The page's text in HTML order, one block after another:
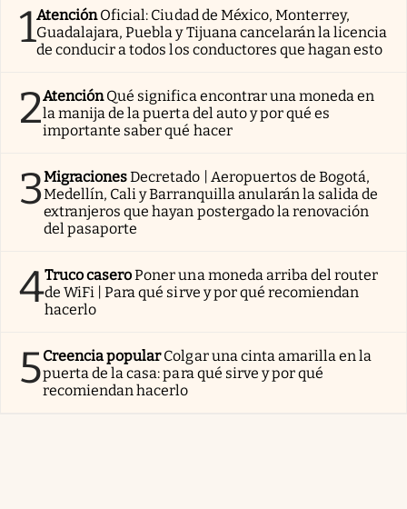
1AtenciónOficial: Ciudad de México, Monterrey,
Guadalajara, Puebla y Tijuana cancelarán la licencia
de conducir a todos los conductores que hagan esto
2AtenciónQué significa encontrar una moneda en
la manija de la puerta del auto y por qué es
importante saber qué hacer
3MigracionesDecretado | Aeropuertos de Bogotá,
Medellín, Cali y Barranquilla anularán la salida de
extranjeros que hayan postergado la renovación
del pasaporte
4Truco caseroPoner una moneda arriba del router
de WiFi | Para qué sirve y por qué recomiendan
hacerlo
5Creencia popularColgar una cinta amarilla en la
puerta de la casa: para qué sirve y por qué
recomiendan hacerlo